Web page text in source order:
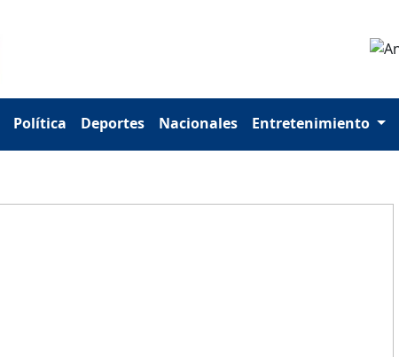
Política Deportes Nacionales Entretenimiento